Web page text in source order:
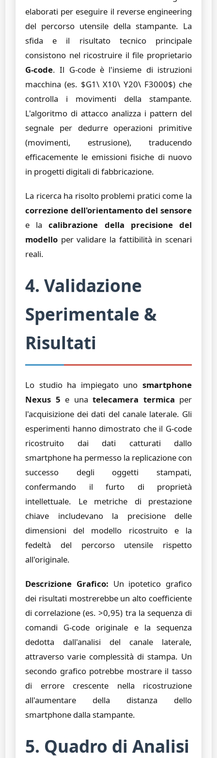
elaborati per eseguire il reverse engineering
del percorso utensile della stampante. La
sfida e il risultato tecnico principale
consistono nel ricostruire il file proprietario
G-code. Il G-code è l'insieme di istruzioni
macchina (es. $G1\ X10\ Y20\ F3000$) che
controlla i movimenti della stampante.
L'algoritmo di attacco analizza i pattern del
segnale per dedurre operazioni primitive
(movimenti, estrusione), traducendo
efficacemente le emissioni fisiche di nuovo
in progetti digitali di fabbricazione.
La ricerca ha risolto problemi pratici come la
correzione dell'orientamento del sensore
e lacalibrazione della precisione del
modello per validare la fattibilità in scenari
reali.
4. Validazione
Sperimentale &
Risultati
Lo studio ha impiegato uno smartphone
Nexus 5 e una telecamera termica per
l'acquisizione dei dati del canale laterale. Gli
esperimenti hanno dimostrato che il G-code
ricostruito dai dati catturati dallo
smartphone ha permesso la replicazione con
successo degli oggetti stampati,
confermando il furto di proprietà
intellettuale. Le metriche di prestazione
chiave includevano la precisione delle
dimensioni del modello ricostruito e la
fedeltà del percorso utensile rispetto
all'originale.
Descrizione Grafico: Un ipotetico grafico
dei risultati mostrerebbe un alto coefficiente
di correlazione (es. >0,95) tra la sequenza di
comandi G-code originale e la sequenza
dedotta dall'analisi del canale laterale,
attraverso varie complessità di stampa. Un
secondo grafico potrebbe mostrare il tasso
di errore crescente nella ricostruzione
all'aumentare della distanza dello
smartphone dalla stampante.
5. Quadro di Analisi